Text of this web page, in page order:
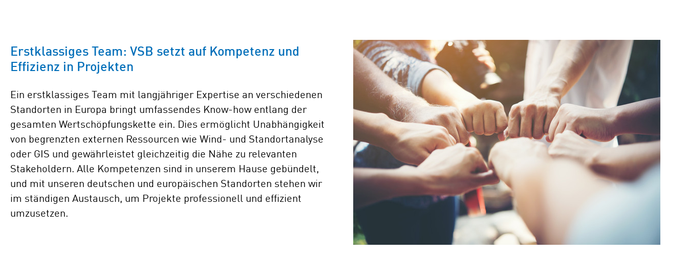
Erstklassiges Team: VSB setzt auf Kompetenz und
Effizienz in Projekten
Ein erstklassiges Team mit langjähriger Expertise an verschiedenen
Standorten in Europa bringt umfassendes Know-how entlang der
gesamten Wertschöpfungskette ein. Dies ermöglicht Unabhängigkeit
von begrenzten externen Ressourcen wie Wind- und Standortanalyse
oder GIS und gewährleistet gleichzeitig die Nähe zu relevanten
Stakeholdern. Alle Kompetenzen sind in unserem Hause gebündelt,
und mit unseren deutschen und europäischen Standorten stehen wir
im ständigen Austausch, um Projekte professionell und effizient
umzusetzen.